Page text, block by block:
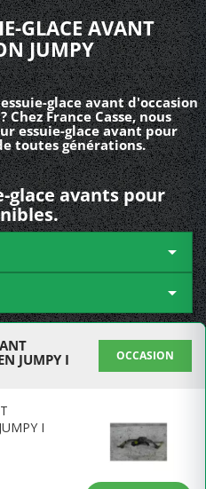
GLACE AVANT
JUMPY
glace avant d'occasion
Chez France Casse, nous
essuie-glace avant pour
toutes générations.
glace avants pour


JUMPY I
OCCASION
I